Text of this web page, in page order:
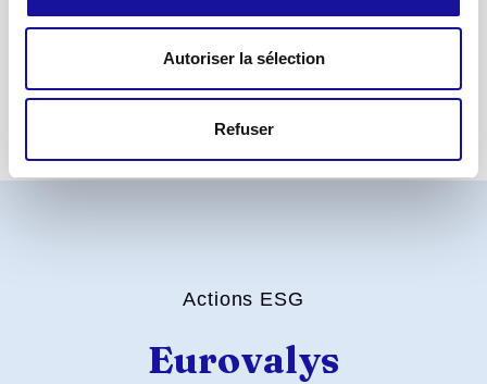
Autoriser la sélection
Refuser
Collaborer pour améliorer l’efficacité de la mise
en œuvre des Principes ;
Rendre compte de leurs activités et progrès
Actions ESG
Eurovalys